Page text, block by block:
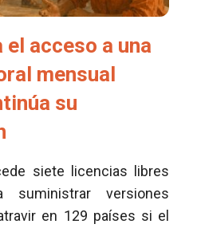
el acceso a una
mensual
su
siete licencias libres
suministrar versiones
en 129 países si el